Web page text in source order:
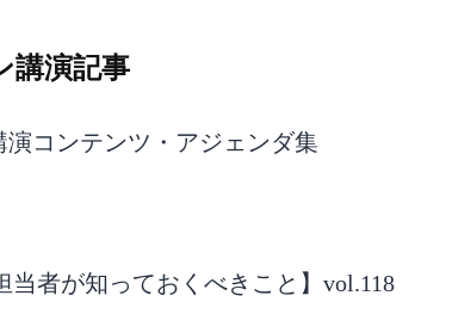
講演記事
演コンテンツ・アジェンダ集
当者が知っておくべきこと】vol.118